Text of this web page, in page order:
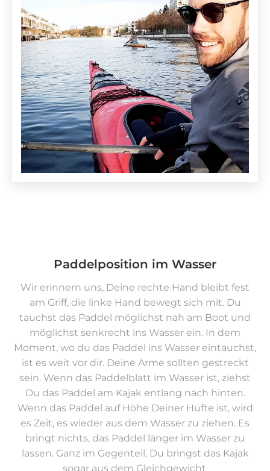
Paddelposition im Wasser
Wir erinnern uns, Deine rechte Hand bleibt fest
am Griff, die linke Hand bewegt sich mit. Du
tauchst das Paddel möglichst nah am Boot und
möglichst senkrecht ins Wasser ein. In dem
Moment, wo du das Paddel ins Wasser eintauchst,
ist es weit vor dir. Deine Arme sollten gestreckt
sein. Wenn das Paddelblatt im Wasser ist, ziehst
Du das Paddel am Kajak entlang nach hinten.
Wenn das Paddel auf Höhe Deiner Hüfte ist, wird
es Zeit, es wieder aus dem Wasser zu ziehen. Es
bringt nichts, das Paddel länger im Wasser zu
lassen. Ganz im Gegenteil, Du bringst das Kajak
sogar aus dem Gleichgewicht.